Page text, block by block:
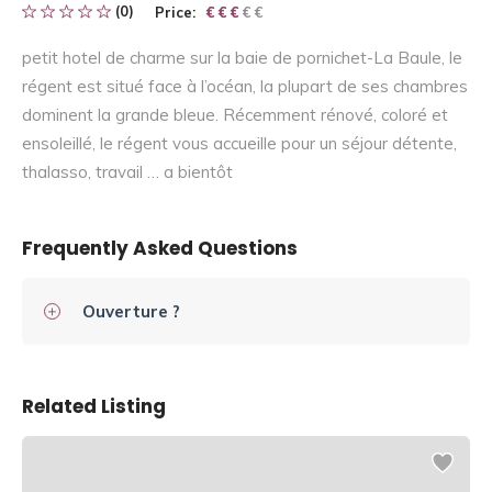
(0) Price: € € € € €
€ € €
petit hotel de charme sur la baie de pornichet-La Baule, le
régent est situé face à l’océan, la plupart de ses chambres
dominent la grande bleue. Récemment rénové, coloré et
ensoleillé, le régent vous accueille pour un séjour détente,
thalasso, travail … a bientôt
Frequently Asked Questions
Ouverture ?
Related Listing